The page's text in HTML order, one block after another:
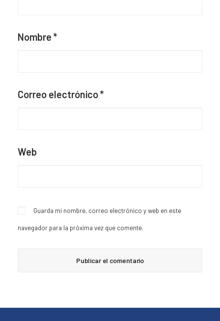
Nombre *
Correo electrónico*
Web
Guarda mi nombre, correo electrónico y web en este
navegador para la próxima vez que comente.